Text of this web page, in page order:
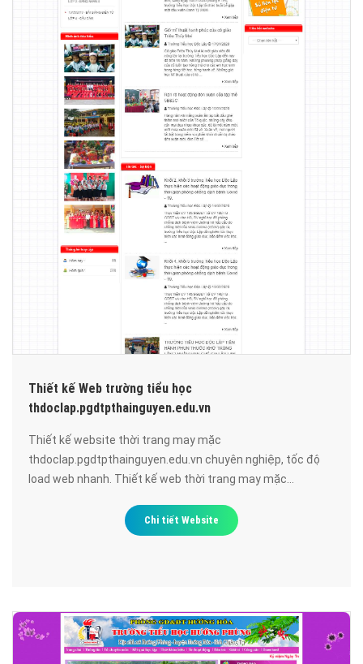
Thiết kế Web trường tiểu học
thdoclap.pgdtpthainguyen.edu.vn
Thiết kế website thời trang may mặc
thdoclap.pgdtpthainguyen.edu.vn chuyên nghiệp, tốc độ
load web nhanh. Thiết kế web thời trang may mặc
bảo mật cao, uy tín, chất lượng.
Chi tiết Website